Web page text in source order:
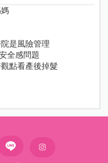
是風險管理
全感問題
點看產後掉髮